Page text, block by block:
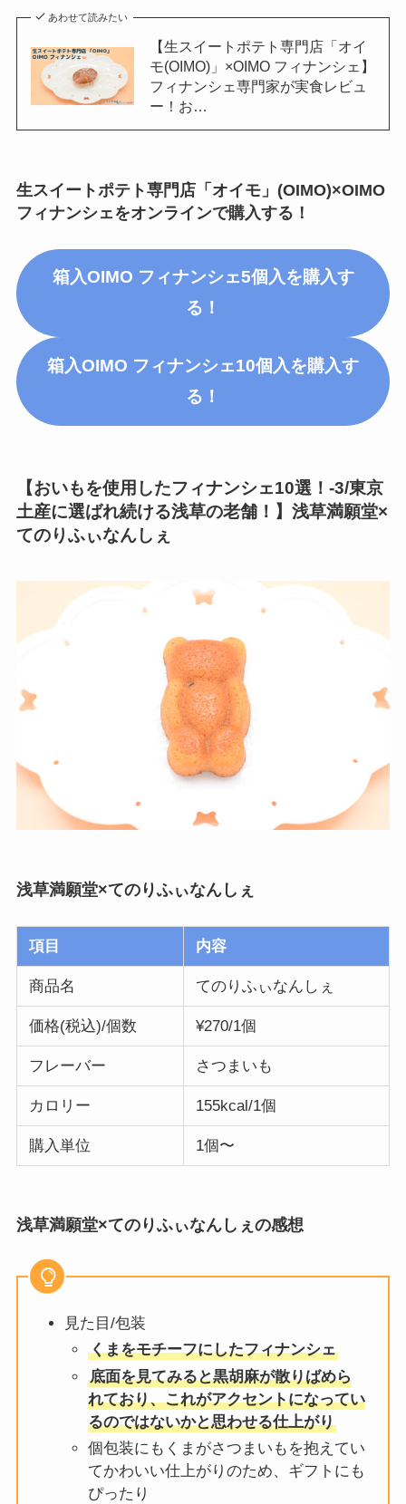
あわせて読みたい
【生スイートポテト専門店「オイ
モ(OIMO)」×OIMO フィナンシェ】
フィナンシェ専門家が実食レビュ
ー！お…
生スイートポテト専門店「オイモ」(OIMO)×OIMO
フィナンシェをオンラインで購入する！
箱入OIMO フィナンシェ5個入を購入す
る！
箱入OIMO フィナンシェ10個入を購入す
る！
【おいもを使用したフィナンシェ10選！ -3/東京
土産に選ばれ続ける浅草の老舗！】浅草満願堂×
てのりふぃなんしぇ
浅草満願堂×てのりふぃなんしぇ
項目 内容
商品名 てのりふぃなんしぇ
価格(税込)/個数 ¥270/1個
フレーバー さつまいも
カロリー 155kcal/1個
購入単位 1個〜
浅草満願堂×てのりふぃなんしぇの感想
見た目/包装
くまをモチーフにしたフィナンシェ
底面を見てみると黒胡麻が散りばめら
れており、これがアクセントになってい
るのではないかと思わせる仕上がり
個包装にもくまがさつまいもを抱えてい
てかわいい仕上がりのため、ギフトにも
ぴったり